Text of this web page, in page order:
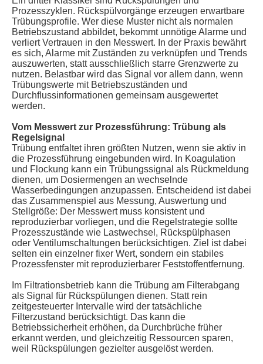
Prozesszyklen. Rückspülvorgänge erzeugen erwartbare
Trübungsprofile. Wer diese Muster nicht als normalen
Betriebszustand abbildet, bekommt unnötige Alarme und
verliert Vertrauen in den Messwert. In der Praxis bewährt
es sich, Alarme mit Zuständen zu verknüpfen und Trends
auszuwerten, statt ausschließlich starre Grenzwerte zu
nutzen. Belastbar wird das Signal vor allem dann, wenn
Trübungswerte mit Betriebszuständen und
Durchflussinformationen gemeinsam ausgewertet
werden.
Vom Messwert zur Prozessführung: Trübung als
Regelsignal
Trübung entfaltet ihren größten Nutzen, wenn sie aktiv in
die Prozessführung eingebunden wird. In Koagulation
und Flockung kann ein Trübungssignal als Rückmeldung
dienen, um Dosiermengen an wechselnde
Wasserbedingungen anzupassen. Entscheidend ist dabei
das Zusammenspiel aus Messung, Auswertung und
Stellgröße: Der Messwert muss konsistent und
reproduzierbar vorliegen, und die Regelstrategie sollte
Prozesszustände wie Lastwechsel, Rückspülphasen
oder Ventilumschaltungen berücksichtigen. Ziel ist dabei
selten ein einzelner fixer Wert, sondern ein stabiles
Prozessfenster mit reproduzierbarer Feststoffentfernung.
Im Filtrationsbetrieb kann die Trübung am Filterabgang
als Signal für Rückspülungen dienen. Statt rein
zeitgesteuerter Intervalle wird der tatsächliche
Filterzustand berücksichtigt. Das kann die
Betriebssicherheit erhöhen, da Durchbrüche früher
erkannt werden, und gleichzeitig Ressourcen sparen,
weil Rückspülungen gezielter ausgelöst werden.